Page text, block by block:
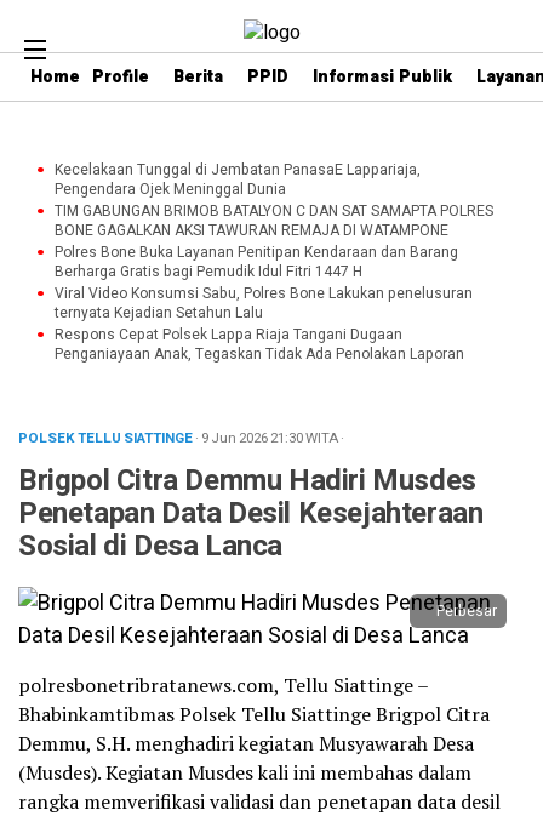
Home Profile Berita PPID Informasi Publik
Kecelakaan Tunggal di Jembatan PanasaE Lappariaja,
Pengendara Ojek Meninggal Dunia
TIM GABUNGAN BRIMOB BATALYON C DAN SAT SAMAPTA POLRES
BONE GAGALKAN AKSI TAWURAN REMAJA DI WATAMPONE
Polres Bone Buka Layanan Penitipan Kendaraan dan Barang
Berharga Gratis bagi Pemudik Idul Fitri 1447 H
Viral Video Konsumsi Sabu, Polres Bone Lakukan penelusuran
ternyata Kejadian Setahun Lalu
Respons Cepat Polsek Lappa Riaja Tangani Dugaan
Penganiayaan Anak, Tegaskan Tidak Ada Penolakan Laporan
POLSEK TELLU SIATTINGE· 9 Jun 202621:30WITA·
Brigpol Citra Demmu Hadiri Musdes
Penetapan Data Desil Kesejahteraan
Sosial di Desa Lanca
Perbesar
polresbonetribratanews.com, Tellu Siattinge –
Bhabinkamtibmas Polsek Tellu Siattinge Brigpol Citra
Demmu, S.H. menghadiri kegiatan Musyawarah Desa
(Musdes). Kegiatan Musdes kali ini membahas dalam
rangka memverifikasi validasi dan penetapan data desil